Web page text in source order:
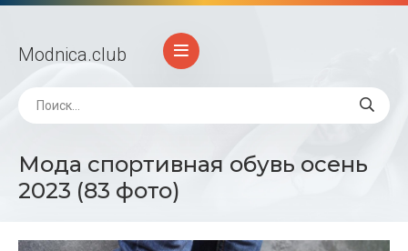
Modnica.club
Мода спортивная обувь осень
2023 (83 фото)